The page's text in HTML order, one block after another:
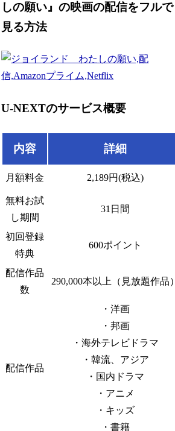
しの願い』の映画の配信をフルで
見る方法
U-NEXTのサービス概要
内容 詳細
月額料金 2,189円(税込)
無料お試
し期間
31日間
初回登録
特典
600ポイント
配信作品
数
290,000本以上（見放題作品）
配信作品
・洋画
・邦画
・海外テレビドラマ
・韓流、アジア
・国内ドラマ
・アニメ
・キッズ
・書籍